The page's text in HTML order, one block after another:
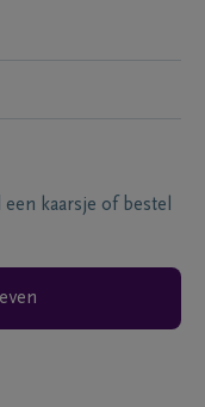
kaarsje of bestel